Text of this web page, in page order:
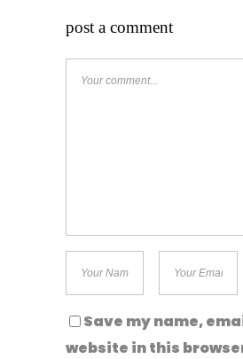
post a comment
Save my name,
website in this